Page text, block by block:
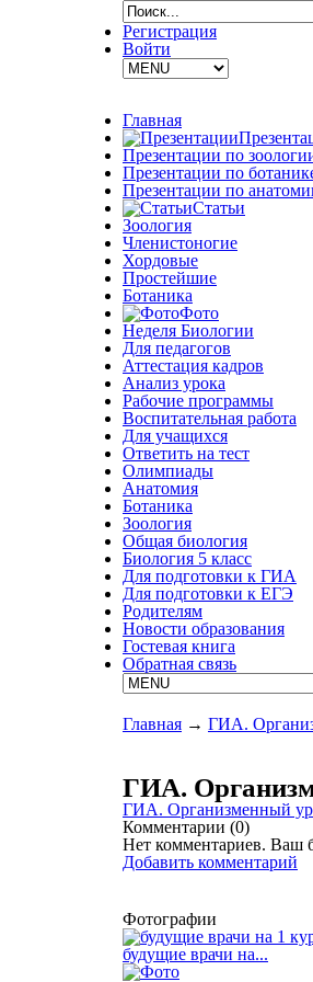
Регистрация
Войти
Главная
Презентации по
Презентации по
Презентации по
Статьи
Зоология
Членистоногие
Хордовые
Простейшие
Ботаника
Фото
Неделя Биологии
Для педагогов
Аттестация кадров
Анализ урока
Рабочие программы
Воспитательная работа
Для учащихся
Ответить на тест
Олимпиады
Анатомия
Ботаника
Зоология
Общая биология
Биология 5 класс
Для подготовки к ГИА
Для подготовки к ЕГЭ
Родителям
Новости образования
Гостевая книга
Обратная связь
Главная → ГИА.
ГИА.
ГИА. Организменный
Комментарии (0)
Нет комментариев. Ваш
Добавить комментарий
Фотографии
будущие врачи на...